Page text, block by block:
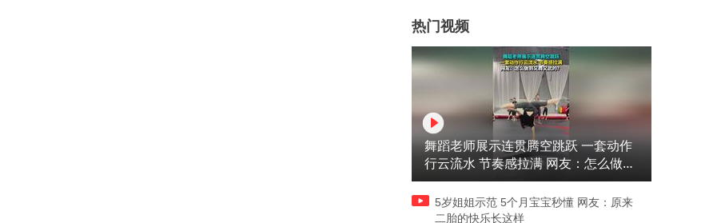
热门视频
舞蹈老师展示连贯腾空跳跃 一套动作
行云流水 节奏感拉满 网友：怎么做到
又舞又武的？
5岁姐姐示范 5个月宝宝秒懂 网友：原来
二胎的快乐长这样